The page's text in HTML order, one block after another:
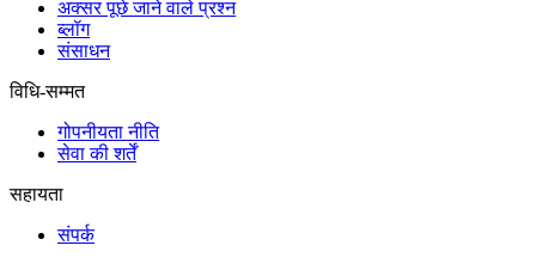
अक्सर पूछे जाने वाले प्रश्न
ब्लॉग
संसाधन
विधि-सम्‍मत
गोपनीयता नीति
सेवा की शर्तें
सहायता
संपर्क